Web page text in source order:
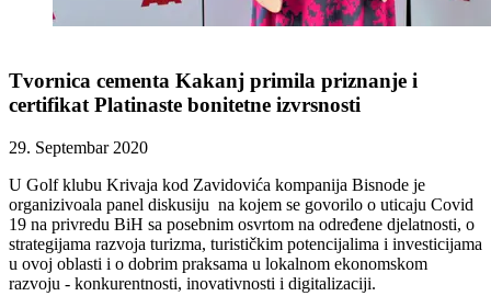
Tvornica cementa Kakanj primila priznanje i
certifikat Platinaste bonitetne izvrsnosti
29. Septembar 2020
U Golf klubu Krivaja kod Zavidovića kompanija Bisnode je
organizivoala panel diskusiju na kojem se govorilo o uticaju Covid
19 na privredu BiH sa posebnim osvrtom na određene djelatnosti, o
strategijama razvoja turizma, turističkim potencijalima i investicijama
u ovoj oblasti i o dobrim praksama u lokalnom ekonomskom
razvoju - konkurentnosti, inovativnosti i digitalizaciji.